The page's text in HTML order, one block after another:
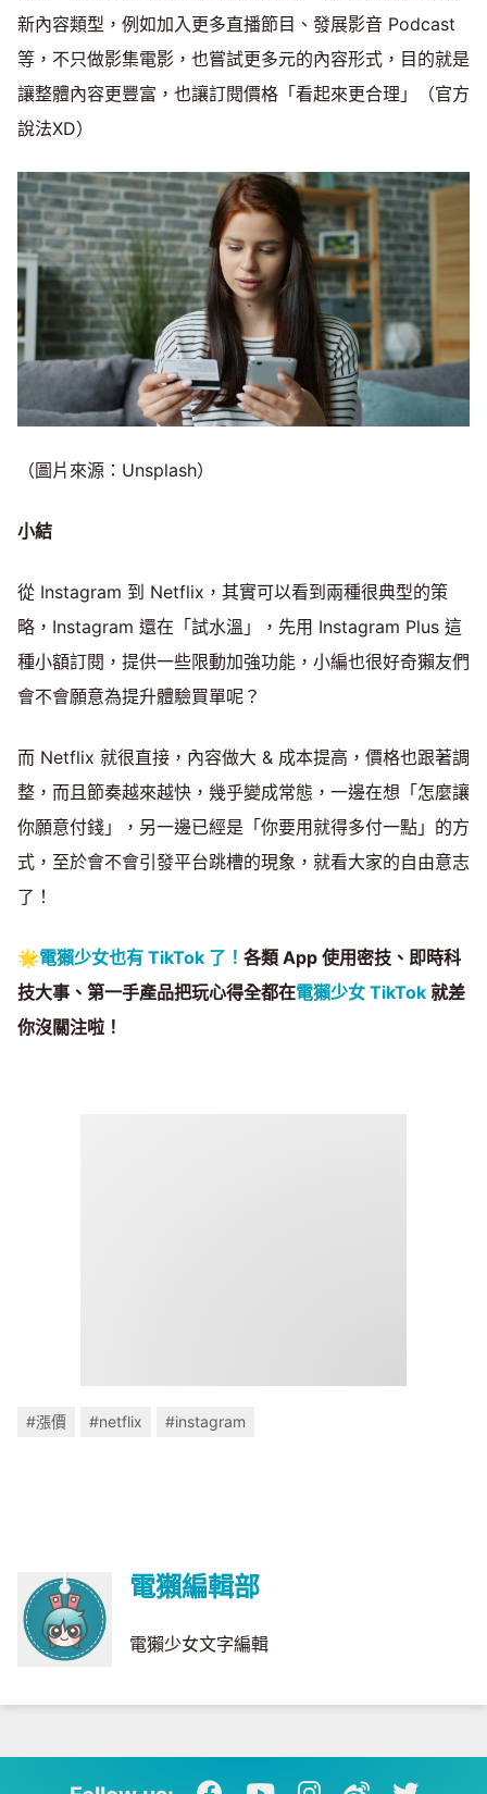
新內容類型，例如加入更多直播節目、發展影音 Podcast
等，不只做影集電影，也嘗試更多元的內容形式，目的就是
讓整體內容更豐富，也讓訂閱價格「看起來更合理」（官方
說法XD）
（圖片來源：Unsplash）
小結
從 Instagram 到 Netflix，其實可以看到兩種很典型的策
略，Instagram 還在「試水溫」，先用 Instagram Plus 這
種小額訂閱，提供一些限動加強功能，小編也很好奇獺友們
會不會願意為提升體驗買單呢？
而 Netflix 就很直接，內容做大 & 成本提高，價格也跟著調
整，而且節奏越來越快，幾乎變成常態，一邊在想「怎麼讓
你願意付錢」，另一邊已經是「你要用就得多付一點」的方
式，至於會不會引發平台跳槽的現象，就看大家的自由意志
了！
🌟電獺少女也有 TikTok 了！ 各類 App 使用密技、即時科
技大事、第一手產品把玩心得全都在電獺少女 TikTok 就差
你沒關注啦！
#漲價 #netflix #instagram
電獺編輯部
電獺少女文字編輯